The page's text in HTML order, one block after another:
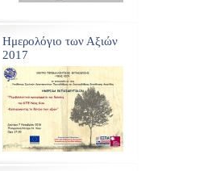
Ημερολόγιο των Αξιών
2017